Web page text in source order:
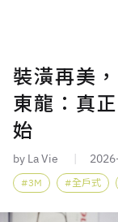
裝潢再美
東龍：真
始
by La Vie
3M 全戶式